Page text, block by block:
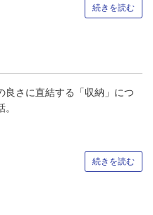
続きを読む
良さに直結する「収納」につ
続きを読む